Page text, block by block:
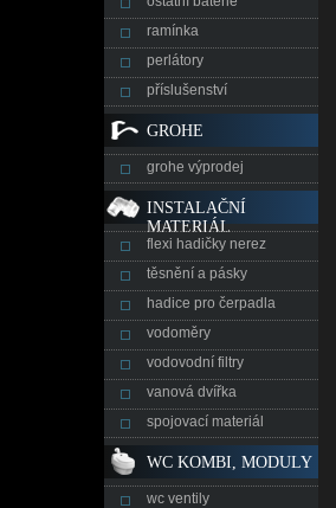
ramínka
perlátory
příslušenství
GROHE
grohe výprodej
INSTALAČNÍ
MATERIÁL
flexi hadičky nerez
těsnění a pásky
hadice pro čerpadla
vodoměry
vodovodní filtry
vanová dvířka
spojovací materiál
WC KOMBI, MODULY
wc ventily